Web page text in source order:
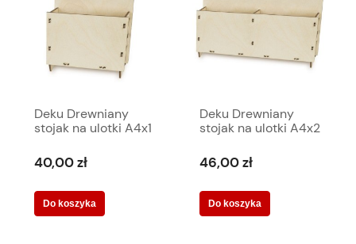
Deku Drewniany
stojak na ulotki A4x1
570160
40,00 zł
Do koszyka
Deku Drewniany
stojak na ulotki A4x2
570207
46,00 zł
Do koszyka